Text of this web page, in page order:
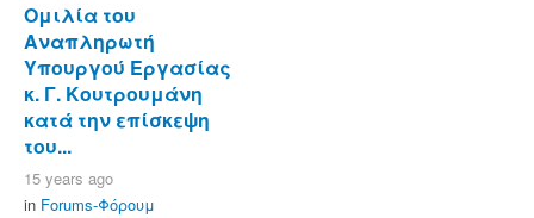
Ομιλία του
Αναπληρωτή
Υπουργού Εργασίας
κ. Γ. Κουτρουμάνη
κατά την επίσκεψη
του...
15 years ago
in Forums-Φόρουμ